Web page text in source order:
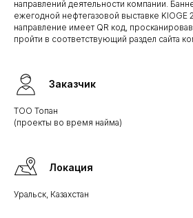
направлений деятельности компании.
ежегодной нефтегазовой выставке KIOGE
направление имеет QR код,
пройти в соответствующий раздел сайта
Заказчик
ТОО Топан
(проекты во время найма)
Локация
Уральск, Казахстан